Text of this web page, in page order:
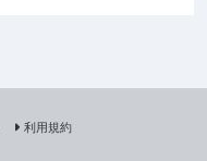
利用規約